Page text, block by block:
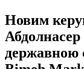
Новим
державною